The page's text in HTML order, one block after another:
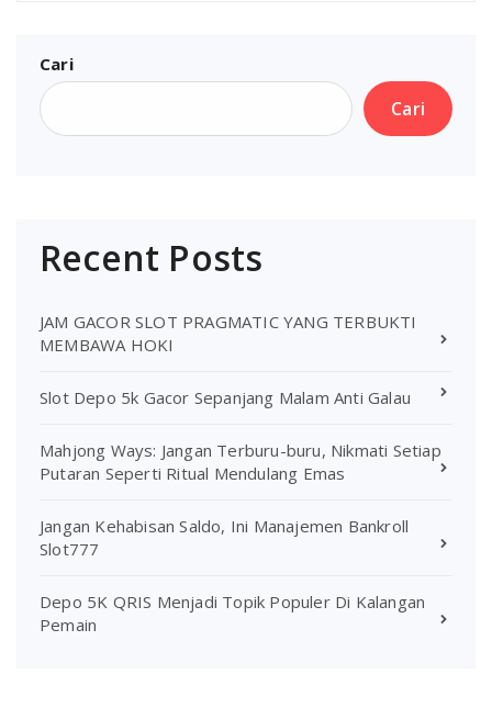
Cari
Cari
Recent Posts
JAM GACOR SLOT PRAGMATIC YANG TERBUKTI
MEMBAWA HOKI
Slot Depo 5k Gacor Sepanjang Malam Anti Galau
Mahjong Ways: Jangan Terburu-buru, Nikmati Setiap
Putaran Seperti Ritual Mendulang Emas
Jangan Kehabisan Saldo, Ini Manajemen Bankroll
Slot777
Depo 5K QRIS Menjadi Topik Populer Di Kalangan
Pemain